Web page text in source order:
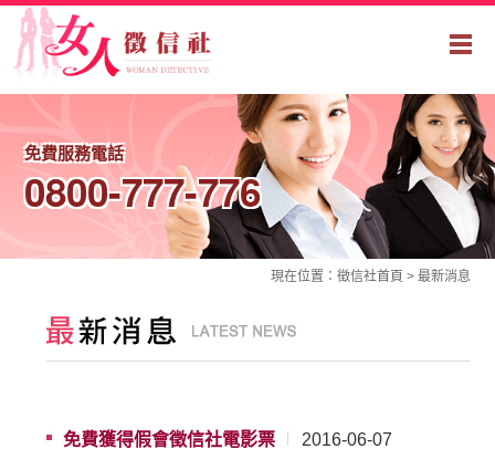
免費服務電話
0800-777-776
現在位置： 徵信社首頁 > 最新消息
免費獲得假會徵信社電影票 2016-06-07